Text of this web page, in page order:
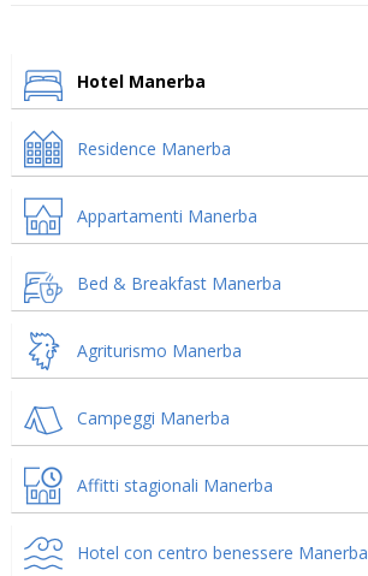
Hotel Manerba
Residence Manerba
Appartamenti Manerba
Bed & Breakfast Manerba
Agriturismo Manerba
Campeggi Manerba
Affitti stagionali Manerba
Hotel con centro benessere Manerba